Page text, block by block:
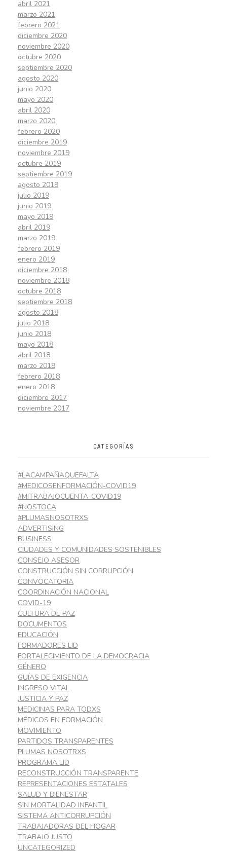
abril 2021
marzo 2021
febrero 2021
diciembre 2020
noviembre 2020
octubre 2020
septiembre 2020
agosto 2020
junio 2020
mayo 2020
abril 2020
marzo 2020
febrero 2020
diciembre 2019
noviembre 2019
octubre 2019
septiembre 2019
agosto 2019
julio 2019
junio 2019
mayo 2019
abril 2019
marzo 2019
febrero 2019
enero 2019
diciembre 2018
noviembre 2018
octubre 2018
septiembre 2018
agosto 2018
julio 2018
junio 2018
mayo 2018
abril 2018
marzo 2018
febrero 2018
enero 2018
diciembre 2017
noviembre 2017
CATEGORÍAS
#LACAMPAÑAQUEFALTA
#MEDICOSENFORMACIÓN-COVID19
#MITRABAJOCUENTA-COVID19
#NOSTOCA
#PLUMASNOSOTRXS
ADVERTISING
BUSINESS
CIUDADES Y COMUNIDADES SOSTENIBLES
CONSEJO ASESOR
CONSTRUCCIÓN SIN CORRUPCIÓN
CONVOCATORIA
COORDINACIÓN NACIONAL
COVID-19
CULTURA DE PAZ
DOCUMENTOS
EDUCACIÓN
FORMADORES LID
FORTALECIMIENTO DE LA DEMOCRACIA
GÉNERO
GUÍAS DE EXIGENCIA
INGRESO VITAL
JUSTICIA Y PAZ
MEDICINAS PARA TODXS
MÉDICOS EN FORMACIÓN
MOVIMIENTO
PARTIDOS TRANSPARENTES
PLUMAS NOSOTRXS
PROGRAMA LID
RECONSTRUCCIÓN TRANSPARENTE
REPRESENTACIONES ESTATALES
SALUD Y BIENESTAR
SIN MORTALIDAD INFANTIL
SISTEMA ANTICORRUPCIÓN
TRABAJADORAS DEL HOGAR
TRABAJO JUSTO
UNCATEGORIZED